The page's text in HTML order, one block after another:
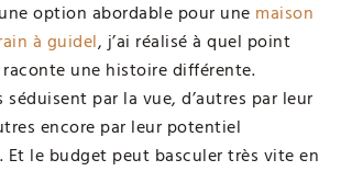
option abordable pour une maison
à guidel, j’ai réalisé à quel point
une histoire différente.
par la vue, d’autres par leur
encore par leur potentiel
Et le budget peut basculer très vite en